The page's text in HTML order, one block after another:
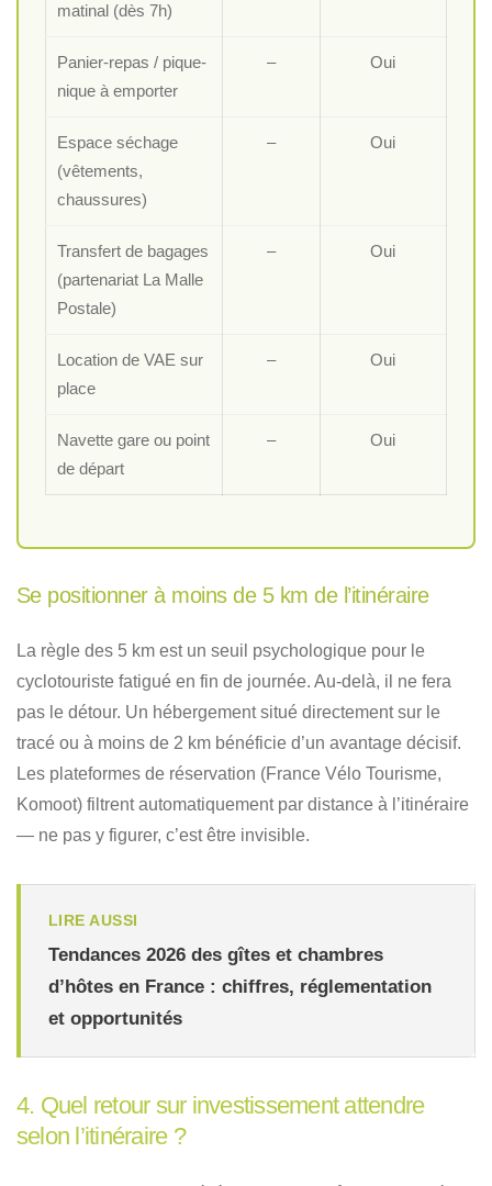
matinal (dès 7h)
Panier-repas / pique-
nique à emporter
– Oui
Espace séchage
(vêtements,
chaussures)
– Oui
Transfert de bagages
(partenariat La Malle
Postale)
– Oui
Location de VAE sur
place
– Oui
Navette gare ou point
de départ
– Oui
Se positionner à moins de 5 km de l’itinéraire
La règle des 5 km est un seuil psychologique pour le
cyclotouriste fatigué en fin de journée. Au-delà, il ne fera
pas le détour. Un hébergement situé directement sur le
tracé ou à moins de 2 km bénéficie d’un avantage décisif.
Les plateformes de réservation (France Vélo Tourisme,
Komoot) filtrent automatiquement par distance à l’itinéraire
— ne pas y figurer, c’est être invisible.
LIRE AUSSI
Tendances 2026 des gîtes et chambres
d’hôtes en France : chiffres, réglementation
et opportunités
4. Quel retour sur investissement attendre
selon l’itinéraire ?